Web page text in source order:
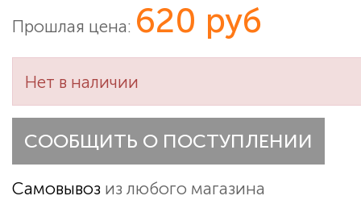
Прошлая цена: 620 руб
Нет в наличии
СООБЩИТЬ О ПОСТУПЛЕНИИ
Самовывоз из любого магазина